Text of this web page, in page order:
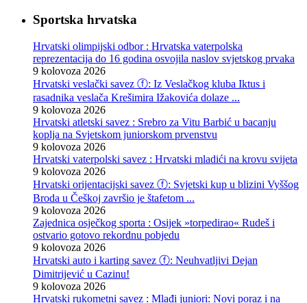
Sportska hrvatska
Hrvatski olimpijski odbor : Hrvatska vaterpolska
reprezentacija do 16 godina osvojila naslov svjetskog prvaka
9 kolovoza 2026
Hrvatski veslački savez ⓕ: Iz Veslačkog kluba Iktus i
rasadnika veslača Krešimira Ižakovića dolaze ...
9 kolovoza 2026
Hrvatski atletski savez : Srebro za Vitu Barbić u bacanju
koplja na Svjetskom juniorskom prvenstvu
9 kolovoza 2026
Hrvatski vaterpolski savez : Hrvatski mladići na krovu svijeta
9 kolovoza 2026
Hrvatski orijentacijski savez ⓕ: Svjetski kup u blizini Vyššog
Broda u Češkoj završio je štafetom ...
9 kolovoza 2026
Zajednica osječkog sporta : Osijek »torpedirao« Rudeš i
ostvario gotovo rekordnu pobjedu
9 kolovoza 2026
Hrvatski auto i karting savez ⓕ: Neuhvatljivi Dejan
Dimitrijević u Cazinu!
9 kolovoza 2026
Hrvatski rukometni savez : Mlađi juniori: Novi poraz i na